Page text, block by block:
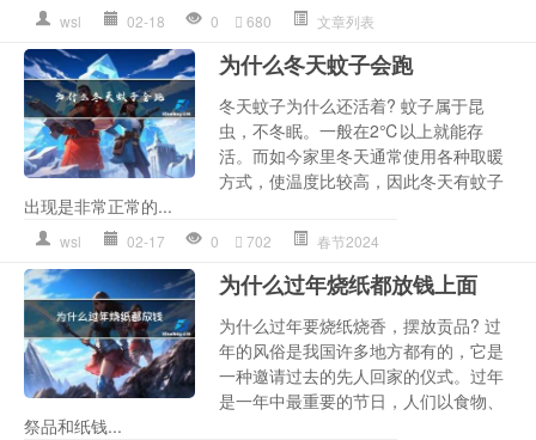
wsl 02-18 0 680 文章列表
为什么冬天蚊子会跑
冬天蚊子为什么还活着? 蚊子属于昆
虫，不冬眠。一般在2℃以上就能存
活。而如今家里冬天通常使用各种取暖
方式，使温度比较高，因此冬天有蚊子
出现是非常正常的...
wsl 02-17 0 702 春节2024
为什么过年烧纸都放钱上面
为什么过年要烧纸烧香，摆放贡品? 过
年的风俗是我国许多地方都有的，它是
一种邀请过去的先人回家的仪式。过年
是一年中最重要的节日，人们以食物、
祭品和纸钱...